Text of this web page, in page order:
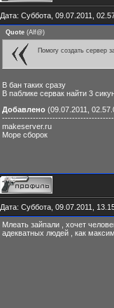
Дата: Суббота, 09.07.2011,
Quote (Alf@)
Помогу создать сервер
В бан таких сразу
В паблике сервак найти 3
Добавлено (09.07.2011,
makeserver.ru
Море сборок
Дата: Суббота, 09.07.2011,
Млеать зайпали , хочет
адекватных людей , как